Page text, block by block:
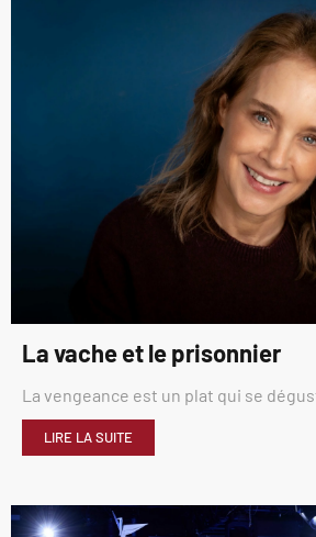
La vache et le prisonnier
La vengeance est un plat qui se
LIRE LA SUITE